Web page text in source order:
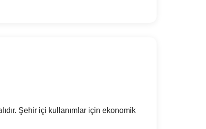
Şehir içi kullanımlar için ekonomik